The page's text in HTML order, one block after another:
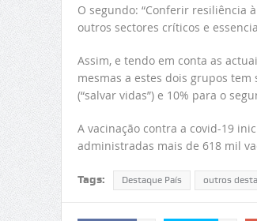
O segundo: “Conferir resiliência
outros sectores críticos e
Assim, e tendo em conta as
mesmas a estes dois grupos
(“salvar vidas”) e 10% para o
A vacinação contra a covid-19
administradas mais de 618 mil
Tags: Destaque País outros